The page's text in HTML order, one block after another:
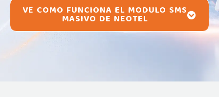
VE COMO FUNCIONA EL MODULO SMS
MASIVO DE NEOTEL